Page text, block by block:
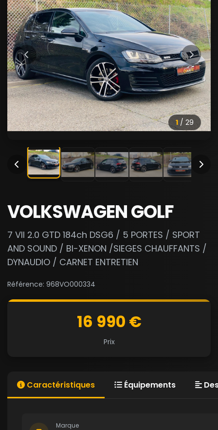
1 / 29
VOLKSWAGEN GOLF
7 VII 2.0 GTD 184ch DSG6 / 5 PORTES / SPORT
AND SOUND / BI-XENON /SIEGES CHAUFFANTS /
DYNAUDIO / CARNET ENTRETIEN
Référence: 968VO000334
16 990 €
Prix
Caractéristiques Équipements
Marque